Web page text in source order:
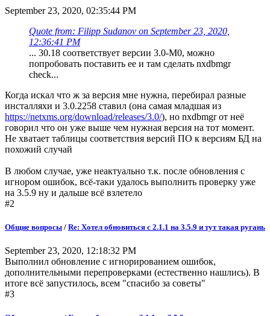
September 23, 2020, 02:35:44 PM
Quote from: Filipp Sudanov on September 23, 2020,
12:36:41 PM
... 30.18 соответствует версии 3.0-M0, можно
попробовать поставить ее и там сделать nxdbmgr
check...
Когда искал что ж за версия мне нужна, перебирал разные
инсталляхи и 3.0.2258 ставил (она самая младшая из
https://netxms.org/download/releases/3.0/), но nxdbmgr от неё
говорил что он уже выше чем нужная версия на тот момент.
Не хватает таблицы соответствия версий ПО к версиям БД на
похожий случай
В любом случае, уже неактуально т.к. после обновления с
игнором ошибок, всё-таки удалось выполнить проверку уже
на 3.5.9 ну и дальше всё взлетело
#2
Общие вопросы / Re: Хотел обновиться с 2.1.1 на 3.5.9 и тут такая ругань
September 23, 2020, 12:18:32 PM
Выполнил обновление с игнорированием ошибок,
дополнительными перепроверками (естественно нашлись). В
итоге всё запустилось, всем "спасибо за советы"
#3